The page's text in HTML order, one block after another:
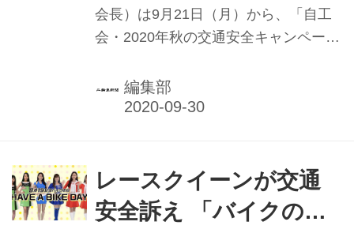
全キャンペーン／自工会
会長）は9月21日（月）から、「自工
会・2020年秋の交通安全キャンペー
通安全運動（9月21日〜30日）と連動
させてスタート。12月31日（木）まで
編集部
レースクイーンが交通
安全訴え 「バイクの